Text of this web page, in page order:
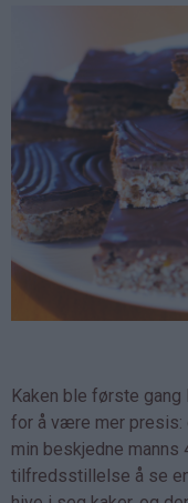
Kaken ble første
for å være mer presis:
min beskjedne manns
tilfredsstillelse å se